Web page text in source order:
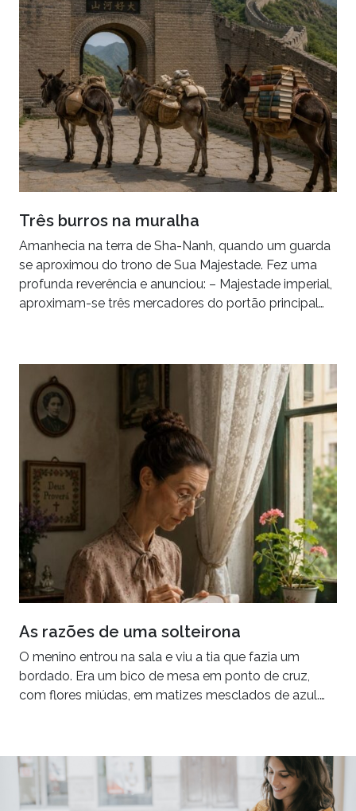
Três burros na muralha
Amanhecia na terra de Sha-Nanh, quando um guarda
se aproximou do trono de Sua Majestade. Fez uma
profunda reverência e anunciou: – Majestade imperial,
aproximam-se três mercadores do portão principal…
As razões de uma solteirona
O menino entrou na sala e viu a tia que fazia um
bordado. Era um bico de mesa em ponto de cruz,
com flores miúdas, em matizes mesclados de azul.…